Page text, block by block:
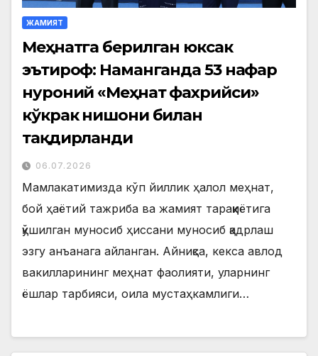
ЖАМИЯТ
Меҳнатга берилган юксак
эътироф: Наманганда 53 нафар
нуроний «Меҳнат фахрийси»
кўкрак нишони билан
тақдирланди
06.07.2026
Мамлакатимизда кўп йиллик ҳалол меҳнат,
бой ҳаётий тажриба ва жамият тараққиётига
қўшилган муносиб ҳиссани муносиб қадрлаш
эзгу анъанага айланган. Айниқса, кекса авлод
вакилларининг меҳнат фаолияти, уларнинг
ёшлар тарбияси, оила мустаҳкамлиги…